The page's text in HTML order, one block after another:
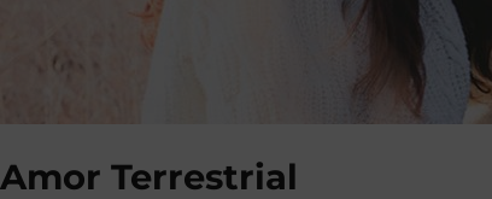
Amor Terrestrial